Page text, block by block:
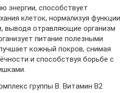
энергии, способствует
клеток, нормализуя функции
выводя отравляющие организм
питание полезными
кожный покров, снимая
и способствуя борьбе с
группы В. Витамин В2